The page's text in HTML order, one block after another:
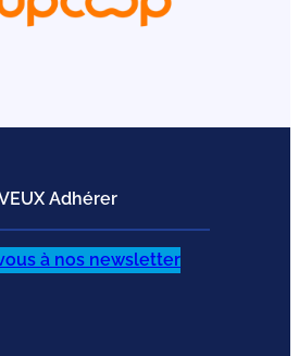
Adhérer
à nos newsletter